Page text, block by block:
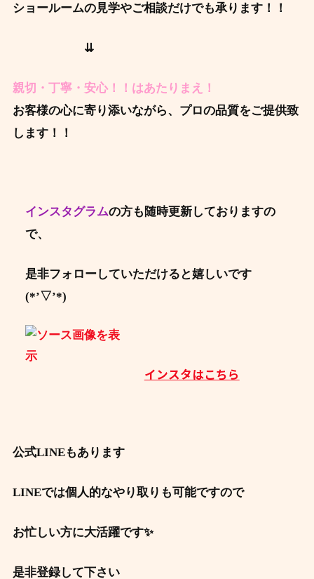
ショールームの見学やご相談だけでも承ります！！
⇊
親切・丁寧・安心！！はあたりまえ！
お客様の心に寄り添いながら、プロの品質をご提供致
します！！
インスタグラムの方も随時更新しておりますの
で、
是非フォローしていただけると嬉しいです
(*’▽’*)
インスタはこちら
公式LINEもあります
LINEでは個人的なやり取りも可能ですので
お忙しい方に大活躍です✨
是非登録して下さい